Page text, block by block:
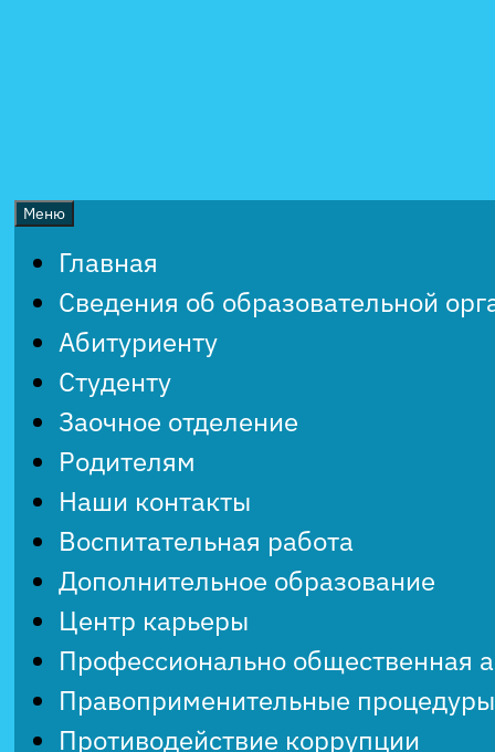
Меню
Главная
Сведения об образовательной
Абитуриенту
Студенту
Заочное отделение
Родителям
Наши контакты
Воспитательная работа
Дополнительное образование
Центр карьеры
Профессионально общественная
Правоприменительные процедуры
Противодействие коррупции